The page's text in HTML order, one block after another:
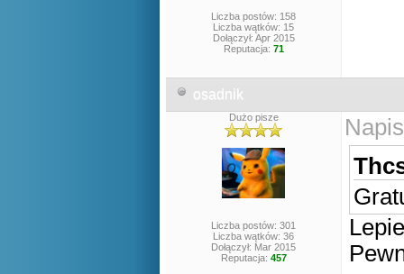
Liczba postów: 158
Liczba wątków: 15
Dołączył: Apr 2015
Reputacja: 71
osadnik
Dużo pisze
Liczba postów: 301
Liczba wątków: 36
Dołączył: Mar 2015
Reputacja: 457